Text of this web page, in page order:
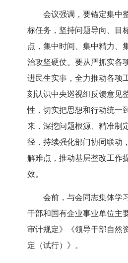
会议强调，要锚定集中
标任务，坚持问题导向、目
点，集中时间、集中精力、
治攻坚硬仗。要从严抓实各
进民生实事，全力推动各项
刻认识中央巡视组反馈意见
性，切实把思想和行动统一
来，深挖问题根源、精准制
径，持续强化部门协同联动
解难点，推动基层整改工作
效。
会前，与会同志集体学
干部和国有企业事业单位主
审计规定》《领导干部自然
定（试行）》。